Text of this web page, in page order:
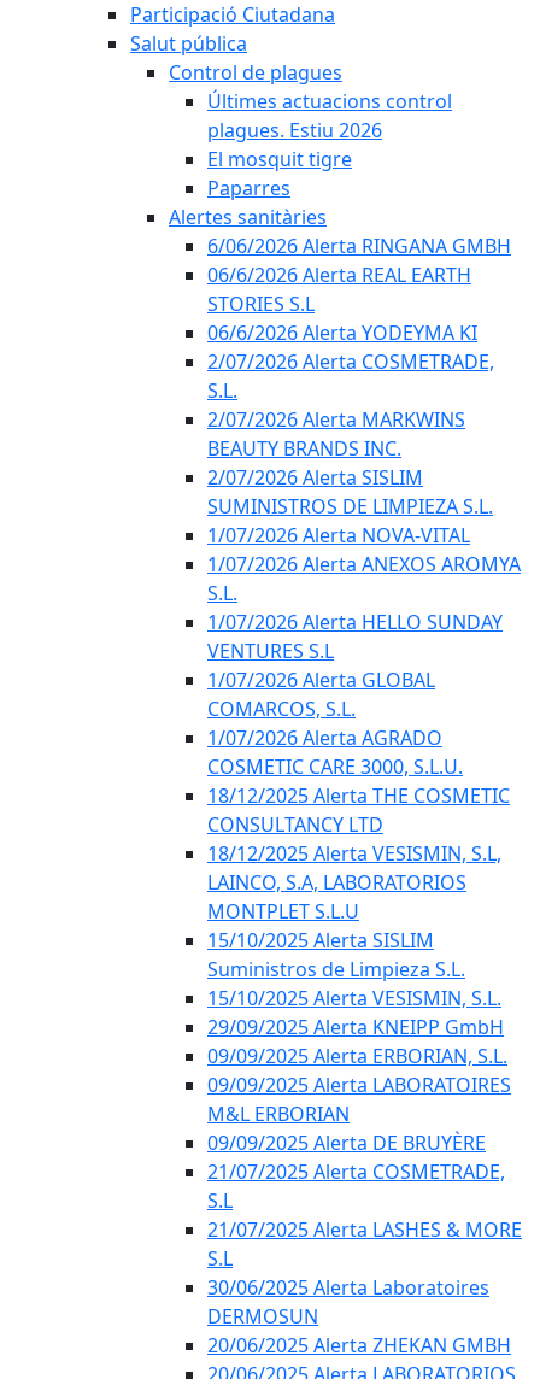
Participació Ciutadana
Salut pública
Control de plagues
Últimes actuacions control
plagues. Estiu 2026
El mosquit tigre
Paparres
Alertes sanitàries
6/06/2026 Alerta RINGANA GMBH
06/6/2026 Alerta REAL EARTH
STORIES S.L
06/6/2026 Alerta YODEYMA KI
2/07/2026 Alerta COSMETRADE,
S.L.
2/07/2026 Alerta MARKWINS
BEAUTY BRANDS INC.
2/07/2026 Alerta SISLIM
SUMINISTROS DE LIMPIEZA S.L.
1/07/2026 Alerta NOVA-VITAL
1/07/2026 Alerta ANEXOS AROMYA
S.L.
1/07/2026 Alerta HELLO SUNDAY
VENTURES S.L
1/07/2026 Alerta GLOBAL
COMARCOS, S.L.
1/07/2026 Alerta AGRADO
COSMETIC CARE 3000, S.L.U.
18/12/2025 Alerta THE COSMETIC
CONSULTANCY LTD
18/12/2025 Alerta VESISMIN, S.L,
LAINCO, S.A, LABORATORIOS
MONTPLET S.L.U
15/10/2025 Alerta SISLIM
Suministros de Limpieza S.L.
15/10/2025 Alerta VESISMIN, S.L.
29/09/2025 Alerta KNEIPP GmbH
09/09/2025 Alerta ERBORIAN, S.L.
09/09/2025 Alerta LABORATOIRES
M&L ERBORIAN
09/09/2025 Alerta DE BRUYÈRE
21/07/2025 Alerta COSMETRADE,
S.L
21/07/2025 Alerta LASHES & MORE
S.L
30/06/2025 Alerta Laboratoires
DERMOSUN
20/06/2025 Alerta ZHEKAN GMBH